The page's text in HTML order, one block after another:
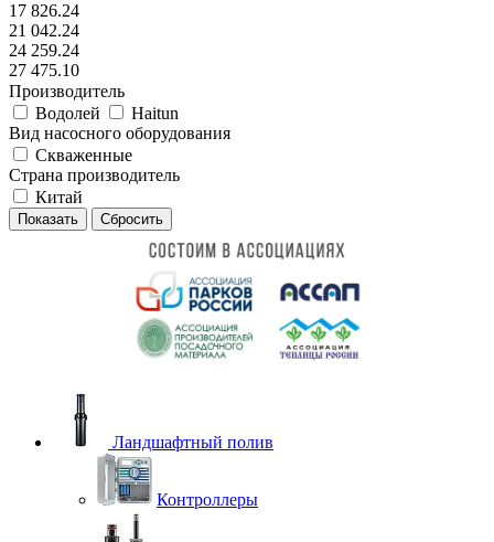
17 826.24
21 042.24
24 259.24
27 475.10
Производитель
Водолей
Haitun
Вид насосного оборудования
Скваженные
Страна производитель
Китай
Сбросить
Ландшафтный полив
Контроллеры